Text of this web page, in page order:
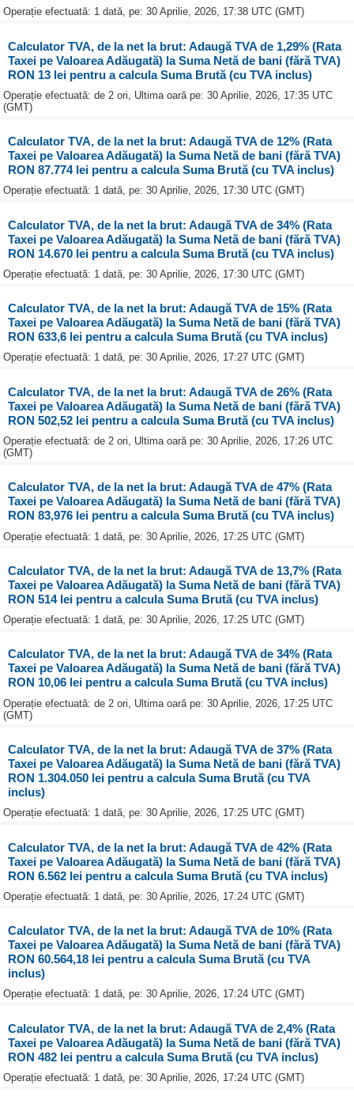
Operație efectuată: 1 dată, pe: 30 Aprilie, 2026, 17:38 UTC (GMT)
Calculator TVA, de la net la brut: Adaugă TVA de 1,29% (Rata
Taxei pe Valoarea Adăugată) la Suma Netă de bani (fără TVA)
RON 13 lei pentru a calcula Suma Brută (cu TVA inclus)
Operație efectuată: de 2 ori, Ultima oară pe: 30 Aprilie, 2026, 17:35 UTC
(GMT)
Calculator TVA, de la net la brut: Adaugă TVA de 12% (Rata
Taxei pe Valoarea Adăugată) la Suma Netă de bani (fără TVA)
RON 87.774 lei pentru a calcula Suma Brută (cu TVA inclus)
Operație efectuată: 1 dată, pe: 30 Aprilie, 2026, 17:30 UTC (GMT)
Calculator TVA, de la net la brut: Adaugă TVA de 34% (Rata
Taxei pe Valoarea Adăugată) la Suma Netă de bani (fără TVA)
RON 14.670 lei pentru a calcula Suma Brută (cu TVA inclus)
Operație efectuată: 1 dată, pe: 30 Aprilie, 2026, 17:30 UTC (GMT)
Calculator TVA, de la net la brut: Adaugă TVA de 15% (Rata
Taxei pe Valoarea Adăugată) la Suma Netă de bani (fără TVA)
RON 633,6 lei pentru a calcula Suma Brută (cu TVA inclus)
Operație efectuată: 1 dată, pe: 30 Aprilie, 2026, 17:27 UTC (GMT)
Calculator TVA, de la net la brut: Adaugă TVA de 26% (Rata
Taxei pe Valoarea Adăugată) la Suma Netă de bani (fără TVA)
RON 502,52 lei pentru a calcula Suma Brută (cu TVA inclus)
Operație efectuată: de 2 ori, Ultima oară pe: 30 Aprilie, 2026, 17:26 UTC
(GMT)
Calculator TVA, de la net la brut: Adaugă TVA de 47% (Rata
Taxei pe Valoarea Adăugată) la Suma Netă de bani (fără TVA)
RON 83,976 lei pentru a calcula Suma Brută (cu TVA inclus)
Operație efectuată: 1 dată, pe: 30 Aprilie, 2026, 17:25 UTC (GMT)
Calculator TVA, de la net la brut: Adaugă TVA de 13,7% (Rata
Taxei pe Valoarea Adăugată) la Suma Netă de bani (fără TVA)
RON 514 lei pentru a calcula Suma Brută (cu TVA inclus)
Operație efectuată: 1 dată, pe: 30 Aprilie, 2026, 17:25 UTC (GMT)
Calculator TVA, de la net la brut: Adaugă TVA de 34% (Rata
Taxei pe Valoarea Adăugată) la Suma Netă de bani (fără TVA)
RON 10,06 lei pentru a calcula Suma Brută (cu TVA inclus)
Operație efectuată: de 2 ori, Ultima oară pe: 30 Aprilie, 2026, 17:25 UTC
(GMT)
Calculator TVA, de la net la brut: Adaugă TVA de 37% (Rata
Taxei pe Valoarea Adăugată) la Suma Netă de bani (fără TVA)
RON 1.304.050 lei pentru a calcula Suma Brută (cu TVA
inclus)
Operație efectuată: 1 dată, pe: 30 Aprilie, 2026, 17:25 UTC (GMT)
Calculator TVA, de la net la brut: Adaugă TVA de 42% (Rata
Taxei pe Valoarea Adăugată) la Suma Netă de bani (fără TVA)
RON 6.562 lei pentru a calcula Suma Brută (cu TVA inclus)
Operație efectuată: 1 dată, pe: 30 Aprilie, 2026, 17:24 UTC (GMT)
Calculator TVA, de la net la brut: Adaugă TVA de 10% (Rata
Taxei pe Valoarea Adăugată) la Suma Netă de bani (fără TVA)
RON 60.564,18 lei pentru a calcula Suma Brută (cu TVA
inclus)
Operație efectuată: 1 dată, pe: 30 Aprilie, 2026, 17:24 UTC (GMT)
Calculator TVA, de la net la brut: Adaugă TVA de 2,4% (Rata
Taxei pe Valoarea Adăugată) la Suma Netă de bani (fără TVA)
RON 482 lei pentru a calcula Suma Brută (cu TVA inclus)
Operație efectuată: 1 dată, pe: 30 Aprilie, 2026, 17:24 UTC (GMT)